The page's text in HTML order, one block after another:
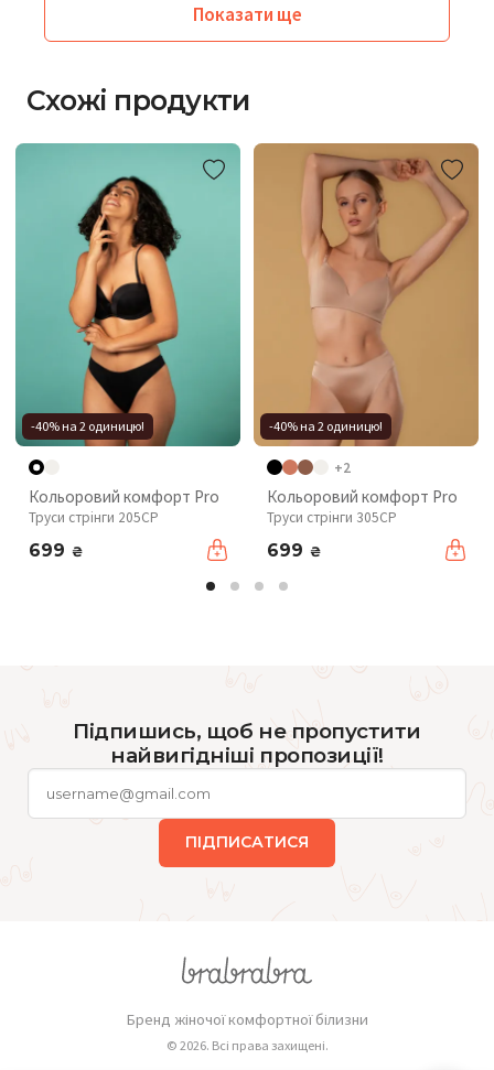
Показати ще
Схожі продукти
-40% на 2 одиницю!
Кольоровий комфорт Pro
Труси стрінги 205CP
699 ₴
-40% на 2 одиницю!
+2
Кольоровий комфорт Pro
Труси стрінги 305CP
699 ₴
Підпишись, щоб не пропустити
найвигідніші пропозиції!
ПІДПИСАТИСЯ
Бренд жіночої комфортної білизни
© 2026. Всі права захищені.